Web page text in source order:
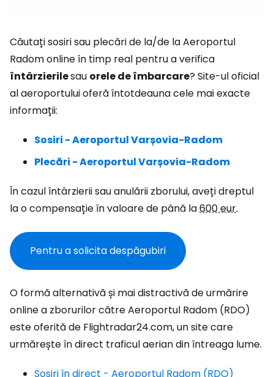
Căutați sosiri sau plecări de la/de la Aeroportul
Radom online în timp real pentru a verifica
întârzierilesau orele de îmbarcare? Site-ul oficial
al aeroportului oferă întotdeauna cele mai exacte
informații:
Sosiri - Aeroportul Varșovia-Radom
Plecări - Aeroportul Varșovia-Radom
În cazul întârzierii sau anulării zborului, aveți dreptul
la o compensație în valoare de până la600 eur.
Pentru a solicita despăgubiri
O formă alternativă și mai distractivă de urmărire
online a zborurilor către Aeroportul Radom (RDO)
este oferită de Flightradar24.com, un site care
urmărește în direct traficul aerian din întreaga lume.
Sosiri în direct - Aeroportul Radom (RDO)